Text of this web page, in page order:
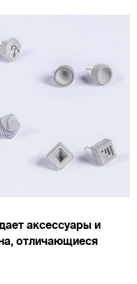
аксессуары и
отличающиеся